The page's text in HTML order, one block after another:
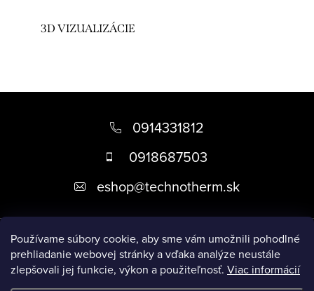
Používame súbory cookie, aby sme vám umožnili pohodlné
prehliadanie webovej stránky a vďaka analýze neustále
zlepšovali jej funkcie, výkon a použiteľnosť. Viac informácií
3D VIZUALIZÁCIE
i
0914331812
0918687503
eshop@technotherm.sk
Informácie
Prijímame online platby